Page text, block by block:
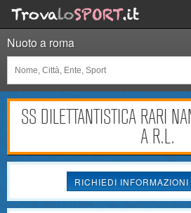
Nuoto a roma
SS DILETTANTISTICA RARI
A R.L.
RICHIEDI